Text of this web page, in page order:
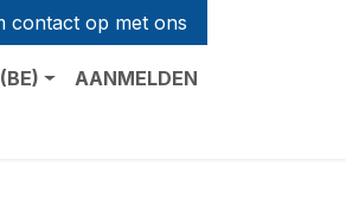
contact op met ons
AANMELDEN